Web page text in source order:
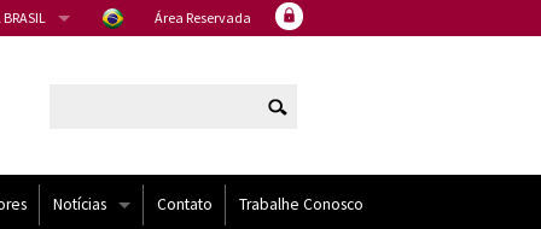
Área Reservada
Notícias Contato Trabalhe Conosco